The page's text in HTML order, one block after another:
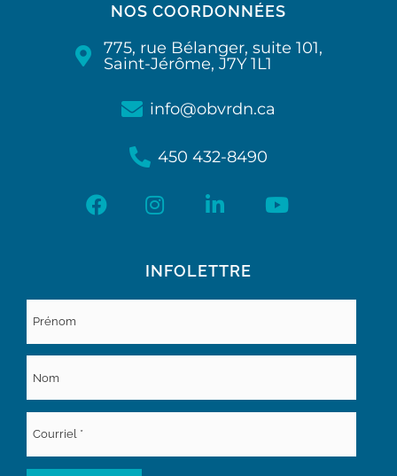
NOS COORDONNÉES
775, rue Bélanger, suite 101,
Saint-Jérôme, J7Y 1L1
info@obvrdn.ca
450 432-8490
INFOLETTRE